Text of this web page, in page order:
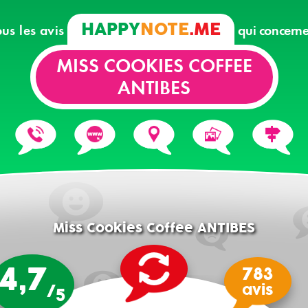
les avis HAPPYNOTE.ME qui
MISS COOKIES COFFEE
ANTIBES
Miss Cookies Coffee ANTIBES
/5
783
avis